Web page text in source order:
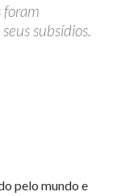
foram
subsídios.
pelo mundo e